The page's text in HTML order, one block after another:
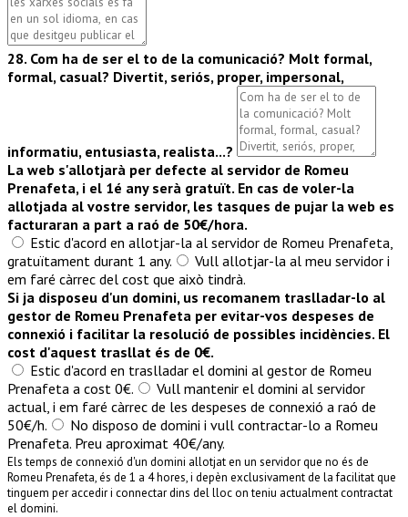
28. Com ha de ser el to de la comunicació? Molt formal,
formal, casual? Divertit, seriós, proper, impersonal,
informatiu, entusiasta, realista...?
La web s'allotjarà per defecte al servidor de Romeu
Prenafeta, i el 1é any serà gratuït. En cas de voler-la
allotjada al vostre servidor, les tasques de pujar la web es
facturaran a part a raó de 50€/hora.
Estic d'acord en allotjar-la al servidor de Romeu Prenafeta,
gratuïtament durant 1 any.
Vull allotjar-la al meu servidor i
em faré càrrec del cost que això tindrà.
Si ja disposeu d'un domini, us recomanem traslladar-lo al
gestor de Romeu Prenafeta per evitar-vos despeses de
connexió i facilitar la resolució de possibles incidències. El
cost d'aquest trasllat és de 0€.
Estic d'acord en traslladar el domini al gestor de Romeu
Prenafeta a cost 0€.
Vull mantenir el domini al servidor
actual, i em faré càrrec de les despeses de connexió a raó de
50€/h.
No disposo de domini i vull contractar-lo a Romeu
Prenafeta. Preu aproximat 40€/any.
Els temps de connexió d'un domini allotjat en un servidor que no és de
Romeu Prenafeta, és de 1 a 4 hores, i depèn exclusivament de la facilitat que
tinguem per accedir i connectar dins del lloc on teniu actualment contractat
el domini.